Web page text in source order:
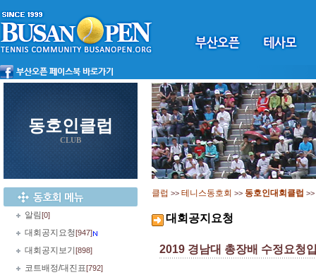
동호인클럽
CLUB
알림[0]
대회공지요청[947]
대회공지보기 [898]
코트배정/대진표[792]
클럽 >> 테니스동호회 >> 동호인대회클럽 >>
대회공지요청
2019 경남대 총장배 수정요청